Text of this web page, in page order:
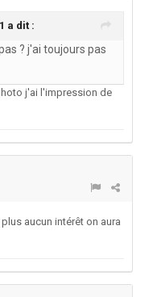
a dit :
? j'ai toujours pas
j'ai l'impression de
aucun intérêt on aura